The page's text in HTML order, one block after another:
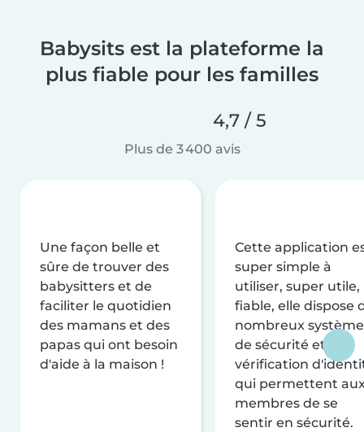
Babysits est la plateforme la
plus fiable pour les familles
4,7 / 5
Plus de 3 400 avis
Une façon belle et
sûre de trouver des
babysitters et de
faciliter le quotidien
des mamans et des
papas qui ont besoin
d'aide à la maison !
Cette application
super simple à
utiliser, super utile,
fiable, elle dispose
nombreux
de sécurité et de
vérification
qui permettent
membres de se
sentir en sécurité.